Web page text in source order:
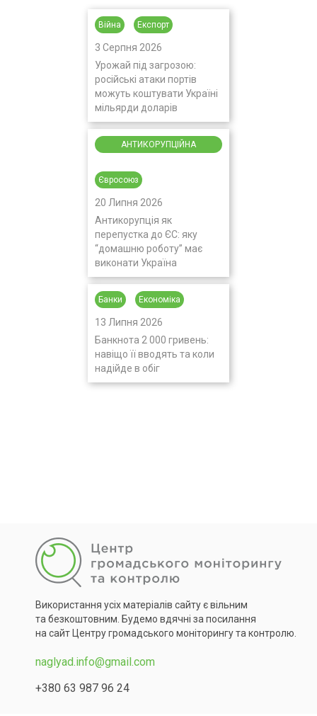
Війна Експорт
3 Серпня 2026
Урожай під загрозою:
російські атаки портів
можуть коштувати Україні
мільярди доларів
АНТИКОРУПЦІЙНА
Євросоюз
20 Липня 2026
Антикорупція як
перепустка до ЄС: яку
“домашню роботу” має
виконати Україна
Банки Економіка
13 Липня 2026
Банкнота 2 000 гривень:
навіщо її вводять та коли
надійде в обіг
Використання усіх матеріалів сайту є вільним
та безкоштовним. Будемо вдячні за посилання
на сайт Центру громадського моніторингу та контролю.
naglyad.info@gmail.com
+380 63 987 96 24